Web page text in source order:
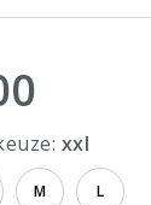
xxl
M L